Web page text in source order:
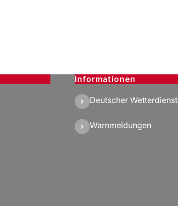
Informationen
Deutscher Wetterdienst
Warnmeldungen